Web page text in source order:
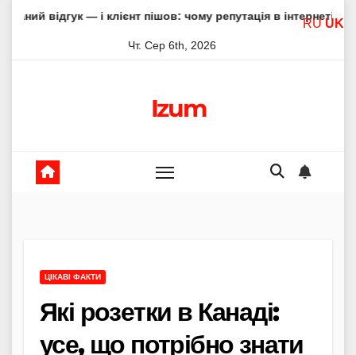
— і клієнт пішов: чому репутація в інтернеті вирішує все
Чт. Сер 6th, 2026
Izum
ЦІКАВІ ФАКТИ
Які розетки в Канаді:
усе, що потрібно знати
RU UK